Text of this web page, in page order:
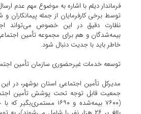
فرماندار دیلم با اشاره به موضوع مهم عدم
توسط برخی کارفرمایان از جمله پیمانکاران
نظارت دقیق در این خصوص می‌تواند
بیمه‌شدگان و هم برای مجموعه تأمین
خاطر باید با جدیت دنبال شود.
توسعه خدمات غیرحضوری سازمان تأمین
مدیرکل تأمین اجتماعی استان بوشهر، در
جمعیت قابل توجه تحت پوشش تأمین
(۷۶۰۰ بیمه‌شده و ۱۶۹۰